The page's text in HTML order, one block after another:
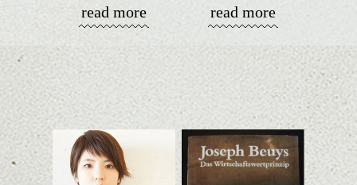
これからのスタイルチェ
ンジの事、髪質に合った
お手入れ方法等、
是非なんでもご相談して
お待ちしております。
シバタ
って毎日のお手入れも簡
さり気ない程度にハイラ
イトをいれるのもおすす
スタイリングも簡単で、
ワックスとオイル、バー
ム等の質感を調整しやす
いものを全体になじませ
ながら
のも良い感じです。
これからのスタイルチェ
ンジ、似合うカラーリン
グの事やお手入れ方法な
是非なんでもご相談して
シバタ
短めでも女性らしくシンプルにスタイリッ
をテーマにした、newスタイルです。
read more
タリアンのお店にご飯を食べに行きまし
read more